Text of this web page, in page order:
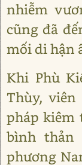
nhiễm
cũng đã
mối di hận
Khi Phù
Thùy,
pháp kiêm
bình thản
phương